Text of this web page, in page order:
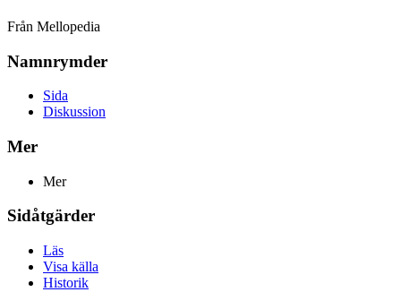
Från Mellopedia
Namnrymder
Sida
Diskussion
Mer
Mer
Sidåtgärder
Läs
Visa källa
Historik